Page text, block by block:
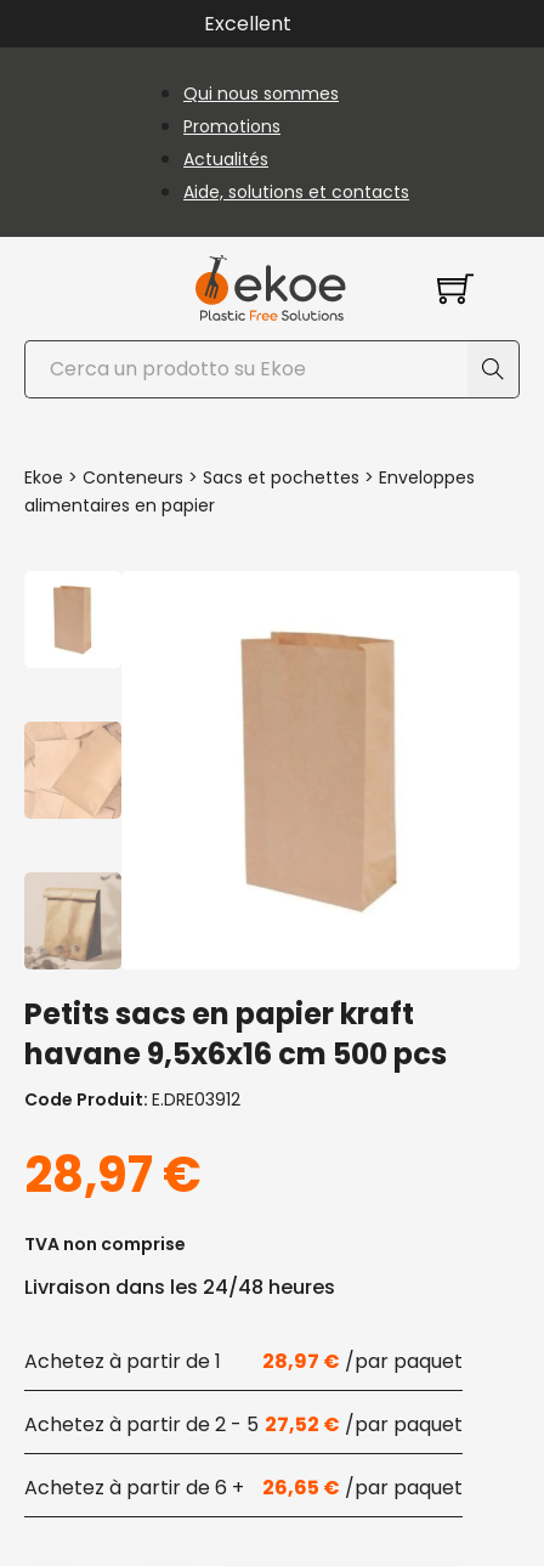
Passer au contenu principal
Passer au pied de page
Excellent
Qui nous sommes
Promotions
Actualités
Aide, solutions et contacts
Rechercher
Ekoe > Conteneurs > Sacs et pochettes > Enveloppes
alimentaires en papier
Petits sacs en papier kraft
havane 9,5x6x16 cm 500 pcs
Code Produit: E.DRE03912
28,97€
TVA non comprise
Livraison dans les 24/48 heures
1 28,97 €
2 - 5 27,52 €
6 + 26,65 €